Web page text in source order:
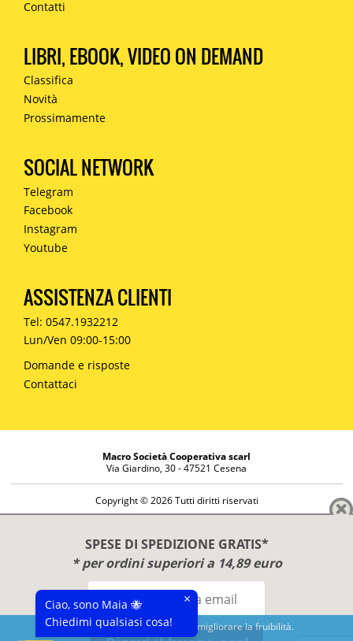
Questo sito utilizza cookies per migliorare la fruibilità.
SPESE DI SPEDIZIONE GRATIS*
* per ordini superiori a 14,89 euro
Contatti
LIBRI, EBOOK, VIDEO ON DEMAND
Classifica
Novità
Prossimamente
SOCIAL NETWORK
Telegram
Facebook
Instagram
Youtube
ASSISTENZA CLIENTI
Tel: 0547.1932212
Lun/Ven 09:00-15:00
Domande e risposte
Contattaci
Macro Società Cooperativa scarl
Via Giardino, 30 - 47521 Cesena
Copyright © 2026 Tutti diritti riservati
Diritto di reso
Privacy Policy
Ciao, sono Maia 🐝
Chiedimi qualsiasi cosa!
×